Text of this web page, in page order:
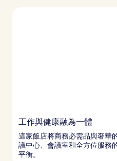
工作與健康融為一體
這家飯店將商務必需品與奢華
議中心、會議室和全方位服務
平衡。